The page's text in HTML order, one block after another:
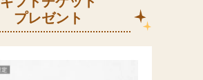
プレゼント